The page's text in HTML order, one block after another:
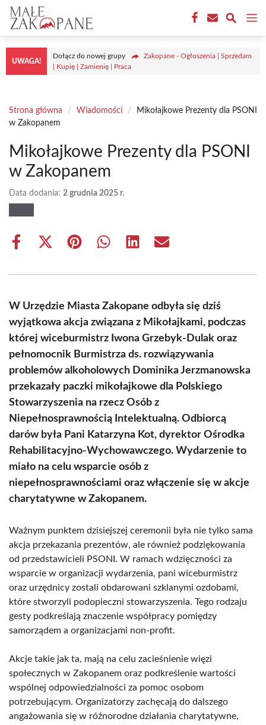
Przejdź
treści
UWAGA!
Dołącz do nowej grupy
Zakopane - Ogłoszenia | Sprzedam
| Kupię | Zamienię | Praca
Strona główna / Wiadomości /
Mikołajkowe Prezenty dla PSONI
w Zakopanem
Mikołajkowe Prezenty dla PSONI
w Zakopanem
Data dodania: 2 grudnia 2025 r.
Share
Share
(Twitter)
Share Share Share Share
W Urzędzie Miasta Zakopane odbyła się dziś
wyjątkowa akcja związana z Mikołajkami, podczas
której wiceburmistrz Iwona Grzebyk-Dulak oraz
pełnomocnik Burmistrza ds. rozwiązywania
problemów alkoholowych Dominika Jerzmanowska
przekazały paczki mikołajkowe dla Polskiego
Stowarzyszenia na rzecz Osób z
Niepełnosprawnością Intelektualną. Odbiorcą
darów była Pani Katarzyna Kot, dyrektor Ośrodka
Rehabilitacyjno-Wychowawczego. Wydarzenie to
miało na celu wsparcie osób z
niepełnosprawnościami oraz włączenie się w akcje
charytatywne w Zakopanem.
Ważnym punktem dzisiejszej ceremonii była nie tylko sama
akcja przekazania prezentów, ale również podziękowania
od przedstawicieli PSONI. W ramach wdzięczności za
wsparcie w organizacji wydarzenia, pani wiceburmistrz
oraz urzędnicy zostali obdarowani szklanymi ozdobami,
które stworzyli podopieczni stowarzyszenia. Tego rodzaju
gesty podkreślają znaczenie współpracy pomiędzy
samorządem a organizacjami non-profit.
Akcje takie jak ta, mają na celu zacieśnienie więzi
społecznych w Zakopanem oraz podkreślenie wartości
wspólnej odpowiedzialności za pomoc osobom
potrzebującym. Organizatorzy zachęcają do dalszego
angażowania się w różnorodne działania charytatywne,